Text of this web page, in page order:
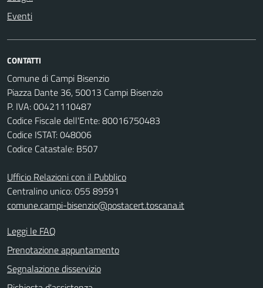
Eventi
CONTATTI
Comune di Campi Bisenzio
Piazza Dante 36, 50013 Campi Bisenzio
P. IVA: 00421110487
Codice Fiscale dell'Ente: 80016750483
Codice ISTAT: 048006
Codice Catastale: B507
Ufficio Relazioni con il Pubblico
Centralino unico: 055 89591
comune.campi-bisenzio@postacert.toscana.it
Leggi le FAQ
Prenotazione appuntamento
Segnalazione disservizio